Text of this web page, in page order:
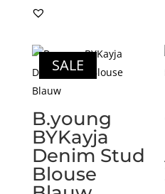
SALE
B.young
BYKayja
Denim Stud
Blouse